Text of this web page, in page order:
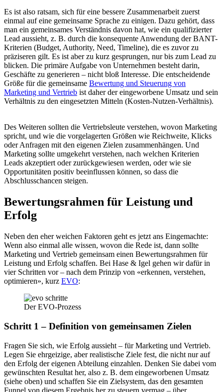
Es ist also ratsam, sich für eine bessere Zusammenarbeit zuerst
einmal auf eine gemeinsame Sprache zu einigen. Dazu gehört, dass
man ein gemeinsames Verständnis davon hat, wie ein qualifizierter
Lead aussieht, z. B. durch die konsequente Anwendung der BANT-
Kriterien (Budget, Authority, Need, Timeline), die es zuvor zu
präziseren gilt. Es ist aber zu kurz gesprungen, nur bis zum Lead zu
blicken. Die primäre Aufgabe von Unternehmen besteht darin,
Geschäfte zu generieren – nicht bloß Interesse. Die entscheidende
Größe für die gemeinsame Bewertung und Steuerung von
Marketing und Vertrieb ist daher der eingeworbene Umsatz und sein
Verhältnis zu den eingesetzten Mitteln (Kosten-Nutzen-Verhältnis).
Des Weiteren sollten die Vertriebsleute verstehen, wovon Marketing
spricht, und wie die vorgelagerten Größen wie Reichweite, Klicks
oder Anfragen mit den eigenen Zielen zusammenhängen. Und
Marketing sollte umgekehrt verstehen, nach welchen Kriterien
Leads akzeptiert oder zurückgewiesen werden, oder wie sie
Opportunitäten positiv beeinflussen können, so dass die
Abschlusschancen steigen.
Bewertungsrahmen für Leistung und
Erfolg
Neben den eher weichen Faktoren geht es jetzt ans Eingemachte:
Wenn also einmal alle wissen, wovon die Rede ist, dann sollte
Marketing und Vertrieb gemeinsam einen Bewertungsrahmen für
Leistung und Erfolg schaffen. Bei Hase & Igel gehen wir dafür in
vier Schritten vor – nach dem Prinzip von «erkennen, verstehen,
optimieren», kurz EVO:
Der EVO-Prozess
Schritt 1 – Definition von gemeinsamen Zielen
Fragen Sie sich, wie Erfolg aussieht – für Marketing und Vertrieb.
Legen Sie ehrgeizige, aber realistische Ziele fest, die nicht nur auf
den Erfolg der eigenen Abteilung einzahlen. Denken Sie dabei vom
gewünschten Resultat her, also z. B. dem eingeworbenen Umsatz
(siehe oben) und schaffen Sie ein Zielsystem, das den gesamten
Funnel von diesem Ergebnis her zu steuern vermag – über